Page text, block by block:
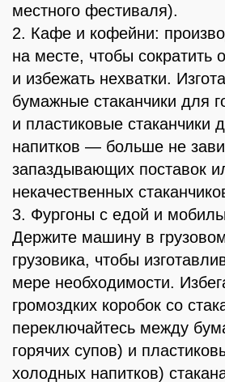
местного фестиваля).
2. Кафе и кофейни:
на месте, чтобы сократить
и избежать нехватки.
бумажные стаканчики для
и пластиковые стаканчики
напитков — больше не
запаздывающих поставок
некачественных
3. Фургоны с едой и
Держите машину в
грузовика, чтобы
мере необходимости.
громоздких коробок со
переключайтесь между
горячих супов) и
холодных напитков)